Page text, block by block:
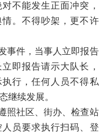
不能发生正面冲突，
。不得吵架，更不许
事件，当事人立即报告
即报告请示大队长，
行，任何人员不得私
继续发展。
照社区、街办、检查站
员要求执行扫码、登